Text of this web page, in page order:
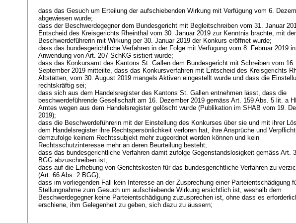
dass das Gesuch um Erteilung der aufschiebenden Wirkung mit Verfügung vom 6.
abgewiesen wurde;
dass der Beschwerdegegner dem Bundesgericht mit Begleitschreiben vom 31. Januar
Entscheid des Kreisgerichts Rheinthal vom 30. Januar 2019 zur Kenntnis brachte, mit
Beschwerdeführerin mit Wirkung per 30. Januar 2019 der Konkurs eröffnet wurde;
dass das bundesgerichtliche Verfahren in der Folge mit Verfügung vom 8. Februar 2019 in
Anwendung von Art. 207 SchKG sistiert wurde;
dass das Konkursamt des Kantons St. Gallen dem Bundesgericht mit Schreiben vom 16.
September 2019 mitteilte, dass das Konkursverfahren mit Entscheid des Kreisgerichts
Altstätten, vom 30. August 2019 mangels Aktiven eingestellt wurde und dass die
rechtskräftig sei;
dass sich aus dem Handelsregister des Kantons St. Gallen entnehmen lässt, dass die
beschwerdeführende Gesellschaft am 16. Dezember 2019 gemäss Art. 159 Abs. 5 lit. a
Amtes wegen aus dem Handelsregister gelöscht wurde (Publikation im SHAB vom 19.
2019);
dass die Beschwerdeführerin mit der Einstellung des Konkurses über sie und mit ihrer
dem Handelsregister ihre Rechtspersönlichkeit verloren hat, ihre Ansprüche und
demzufolge keinem Rechtssubjekt mehr zugeordnet werden können und kein
Rechtsschutzinteresse mehr an deren Beurteilung besteht;
dass das bundesgerichtliche Verfahren damit zufolge Gegenstandslosigkeit gemäss Art.
BGG abzuschreiben ist;
dass auf die Erhebung von Gerichtskosten für das bundesgerichtliche Verfahren zu
(Art. 66 Abs. 2 BGG);
dass im vorliegenden Fall kein Interesse an der Zusprechung einer Parteientschädigung
Stellungnahme zum Gesuch um aufschiebende Wirkung ersichtlich ist, weshalb dem
Beschwerdegegner keine Parteientschädigung zuzusprechen ist, ohne dass es
erschiene, ihm Gelegenheit zu geben, sich dazu zu äussern;